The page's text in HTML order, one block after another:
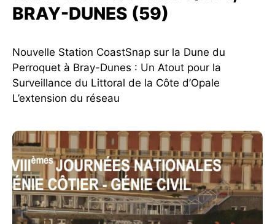
BRAY-DUNES (59)
Nouvelle Station CoastSnap sur la Dune du
Perroquet à Bray-Dunes : Un Atout pour la
Surveillance du Littoral de la Côte d’Opale
L’extension du réseau